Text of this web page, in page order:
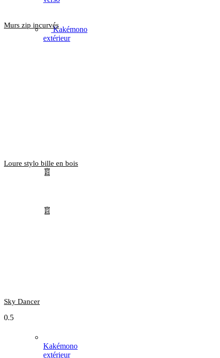
Kakémono
extérieur
Kakémono
extérieur
Murs zip incurvés
Loure stylo bille en bois
Sky Dancer